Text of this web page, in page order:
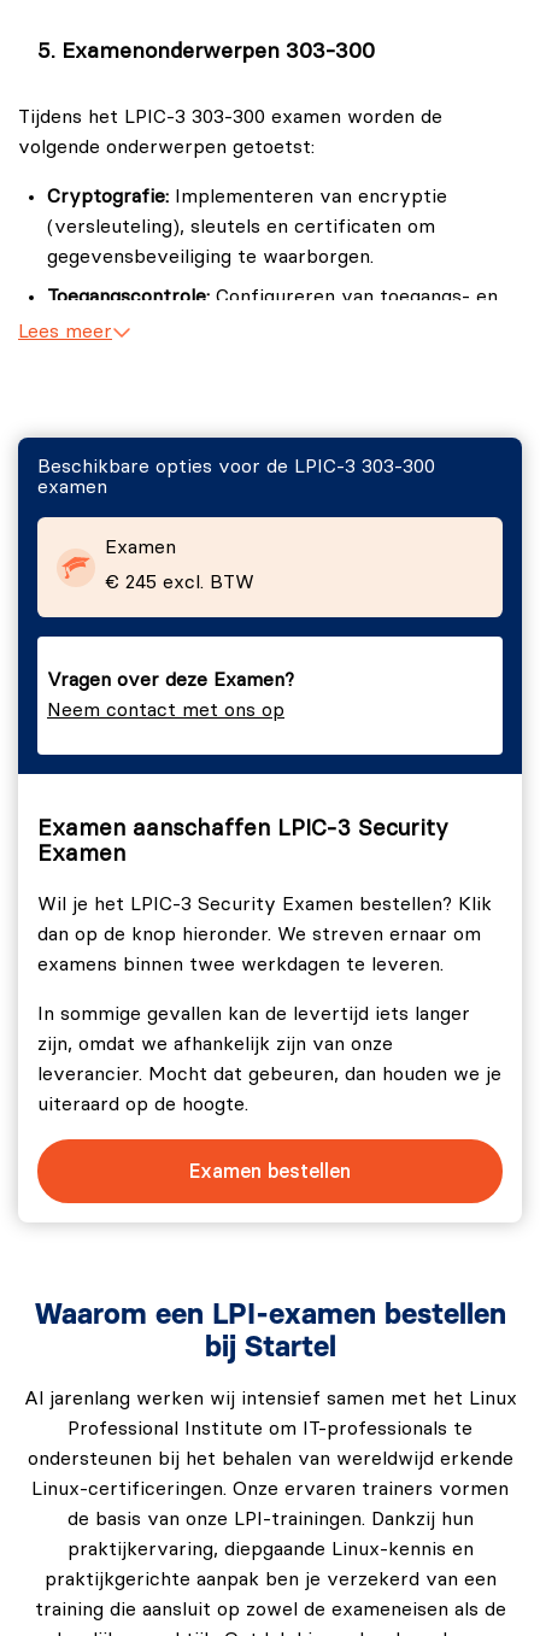
Examenonderwerpen 303-300
Tijdens het LPIC-3 303-300 examen worden de
volgende onderwerpen getoetst:
Cryptografie: Implementeren van encryptie
(versleuteling), sleutels en certificaten om
gegevensbeveiliging te waarborgen.
Toegangscontrole: Configureren van toegangs- en
authenticatiemechanismen zoals PAM en LDAP.
Operationele beveiliging:Monitoren van systemen
en detecteren van beveiligingsincidenten.
VPN’s en andere beveiligingsmaatregelen om
netwerkdreigingen te verminderen.
Examenopzet
die jouw kennis van het beheren en beveiligen van
Linux-systemen toetsen. Je krijgt 90 minuten de tijd
(of extra tijd op aanvraag als Engels niet jouw
leggen.
Slaagcriteria
Om te slagen dien je minstens 62,5% van de vragen
juist te hebben beantwoord.
Lees meer
Beschikbare opties voor de LPIC-3 303-300
examen
Examen
€ 245 excl. BTW
Vragen over deze Examen?
Neem contact met ons op
Examen aanschaffen LPIC-3 Security
Examen
Wil je het LPIC-3 Security Examen bestellen? Klik
dan op de knop hieronder. We streven ernaar om
examens binnen twee werkdagen te leveren.
In sommige gevallen kan de levertijd iets langer
zijn, omdat we afhankelijk zijn van onze
leverancier. Mocht dat gebeuren, dan houden we je
uiteraard op de hoogte.
Examen bestellen
Waarom een LPI-examen bestellen
bij Startel
Al jarenlang werken wij intensief samen met het Linux
Professional
Institute om IT-professionals te
ondersteunen bij het behalen van wereldwijd erkende
Linux-certificeringen. Onze ervaren trainers vormen
de basis van onze LPI-trainingen. Dankzij hun
praktijkervaring, diepgaande Linux-kennis en
praktijkgerichte aanpak ben je verzekerd van een
training die aansluit op zowel de exameneisen als de